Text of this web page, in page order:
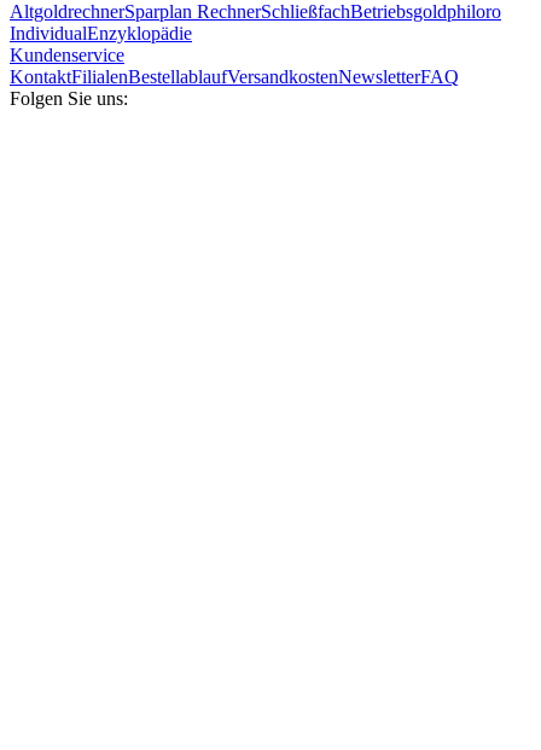
AltgoldrechnerSparplan RechnerSchließfachBetriebsgoldphiloro
IndividualEnzyklopädie
Kundenservice
KontaktFilialenBestellablaufVersandkostenNewsletterFAQ
Folgen Sie uns: